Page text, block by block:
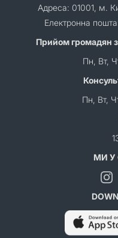
Адреса: 01001, м.
Електронна
Прийом громадян
Пн, Вт,
Пн, Вт,
МИ У